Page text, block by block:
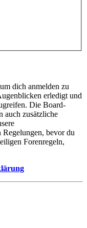
dich anmelden zu
erledigt und
Die Board-
auch zusätzliche
bevor du
Forenregeln,